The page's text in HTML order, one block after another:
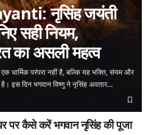
नृसिंह जयंती
सही नियम,
का असली महत्व
परंपरा नहीं है, बल्कि यह भक्ति, संयम और
है। इस दिन भगवान विष्णु ने नृसिंह अवतार…
कैसे करें भगवान नृसिंह की पूजा